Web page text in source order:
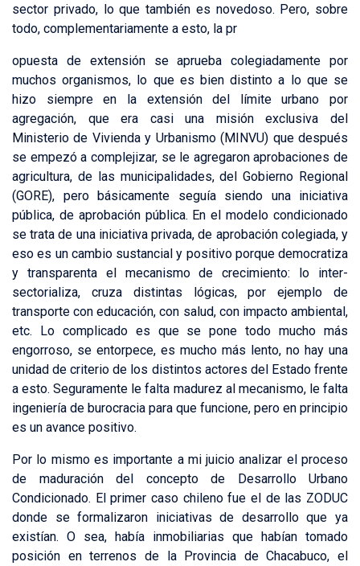
sector privado, lo que también es novedoso. Pero, sobre
todo, complementariamente a esto, la pr
opuesta de extensión se aprueba colegiadamente por
muchos organismos, lo que es bien distinto a lo que se
hizo siempre en la extensión del límite urbano por
agregación, que era casi una misión exclusiva del
Ministerio de Vivienda y Urbanismo (MINVU) que después
se empezó a complejizar, se le agregaron aprobaciones de
agricultura, de las municipalidades, del Gobierno Regional
(GORE), pero básicamente seguía siendo una iniciativa
pública, de aprobación pública. En el modelo condicionado
se trata de una iniciativa privada, de aprobación colegiada, y
eso es un cambio sustancial y positivo porque democratiza
y transparenta el mecanismo de crecimiento: lo inter-
sectorializa, cruza distintas lógicas, por ejemplo de
transporte con educación, con salud, con impacto ambiental,
etc. Lo complicado es que se pone todo mucho más
engorroso, se entorpece, es mucho más lento, no hay una
unidad de criterio de los distintos actores del Estado frente
a esto. Seguramente le falta madurez al mecanismo, le falta
ingeniería de burocracia para que funcione, pero en principio
es un avance positivo.
Por lo mismo es importante a mi juicio analizar el proceso
de maduración del concepto de Desarrollo Urbano
Condicionado. El primer caso chileno fue el de las ZODUC
donde se formalizaron iniciativas de desarrollo que ya
existían. O sea, había inmobiliarias que habían tomado
posición en terrenos de la Provincia de Chacabuco, el